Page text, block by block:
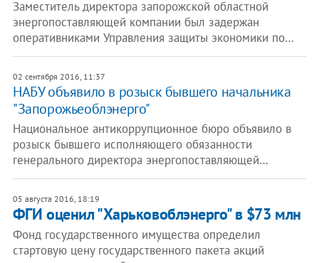
Заместитель директора запорожской областной
энергопоставляющей компании был задержан
оперативниками Управления защиты экономики по…
02 сентября 2016, 11:37
НАБУ объявило в розыск бывшего начальника
"Запорожьеоблэнерго"
Национальное антикоррупционное бюро объявило в
розыск бывшего исполняющего обязанности
генерального директора энергопоставляющей…
05 августа 2016, 18:19
ФГИ оценил "Харьковоблэнерго" в $73 млн
Фонд государственного имущества определил
стартовую цену государственного пакета акций